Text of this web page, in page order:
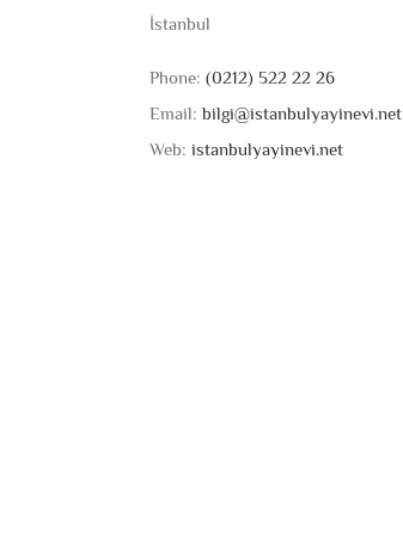
İstanbul
Phone: (0212) 522 22 26
Email: bilgi@istanbulyayinevi.net
Web: istanbulyayinevi.net